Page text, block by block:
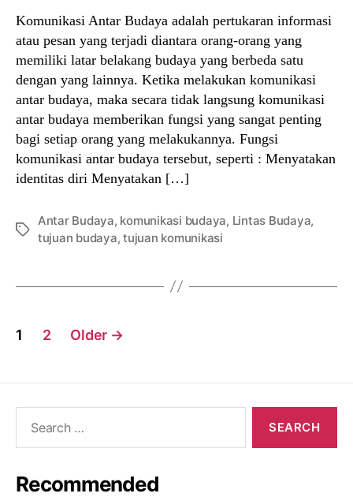
Komunikasi Antar Budaya adalah pertukaran informasi
atau pesan yang terjadi diantara orang-orang yang
memiliki latar belakang budaya yang berbeda satu
dengan yang lainnya. Ketika melakukan komunikasi
antar budaya, maka secara tidak langsung komunikasi
antar budaya memberikan fungsi yang sangat penting
bagi setiap orang yang melakukannya. Fungsi
komunikasi antar budaya tersebut, seperti : Menyatakan
identitas diri Menyatakan […]
Tags
Antar Budaya, komunikasi budaya, Lintas Budaya,
tujuan budaya,tujuan komunikasi
Posts
1 2 Older →
Recommended